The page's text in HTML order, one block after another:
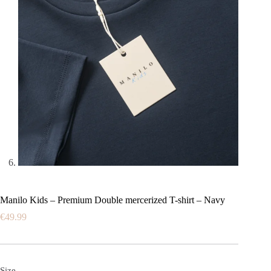
Manilo Kids – Premium Double mercerized T-shirt – Navy
€49.99